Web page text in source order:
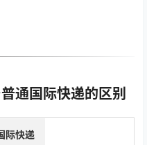
通国际快递的区别
际快递